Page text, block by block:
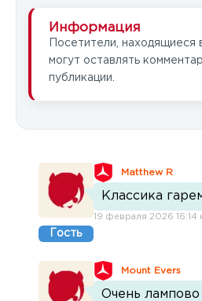
Информация
Посетители, находящиеся
могут оставлять
публикации.
Гость
Matthew R
Классика
19 февраля 2026 16:14
Mount Evers
Очень лампово